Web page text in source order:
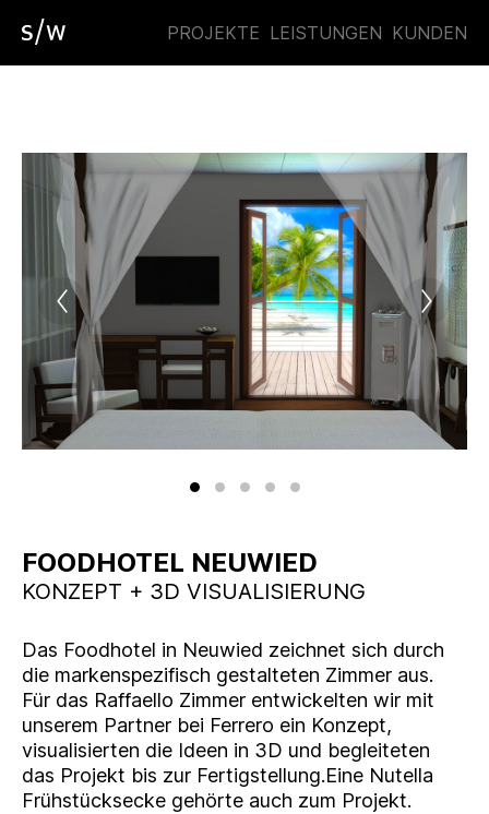
PROJEKTE LEISTUNGEN KUNDEN
FOODHOTEL NEUWIED
KONZEPT + 3D VISUALISIERUNG
Das Foodhotel in Neuwied zeichnet sich durch
die markenspezifisch gestalteten Zimmer aus.
Für das Raffaello Zimmer entwickelten wir mit
unserem Partner bei Ferrero ein Konzept,
visualisierten die Ideen in 3D und begleiteten
das Projekt bis zur Fertigstellung.Eine Nutella
Frühstücksecke gehörte auch zum Projekt.